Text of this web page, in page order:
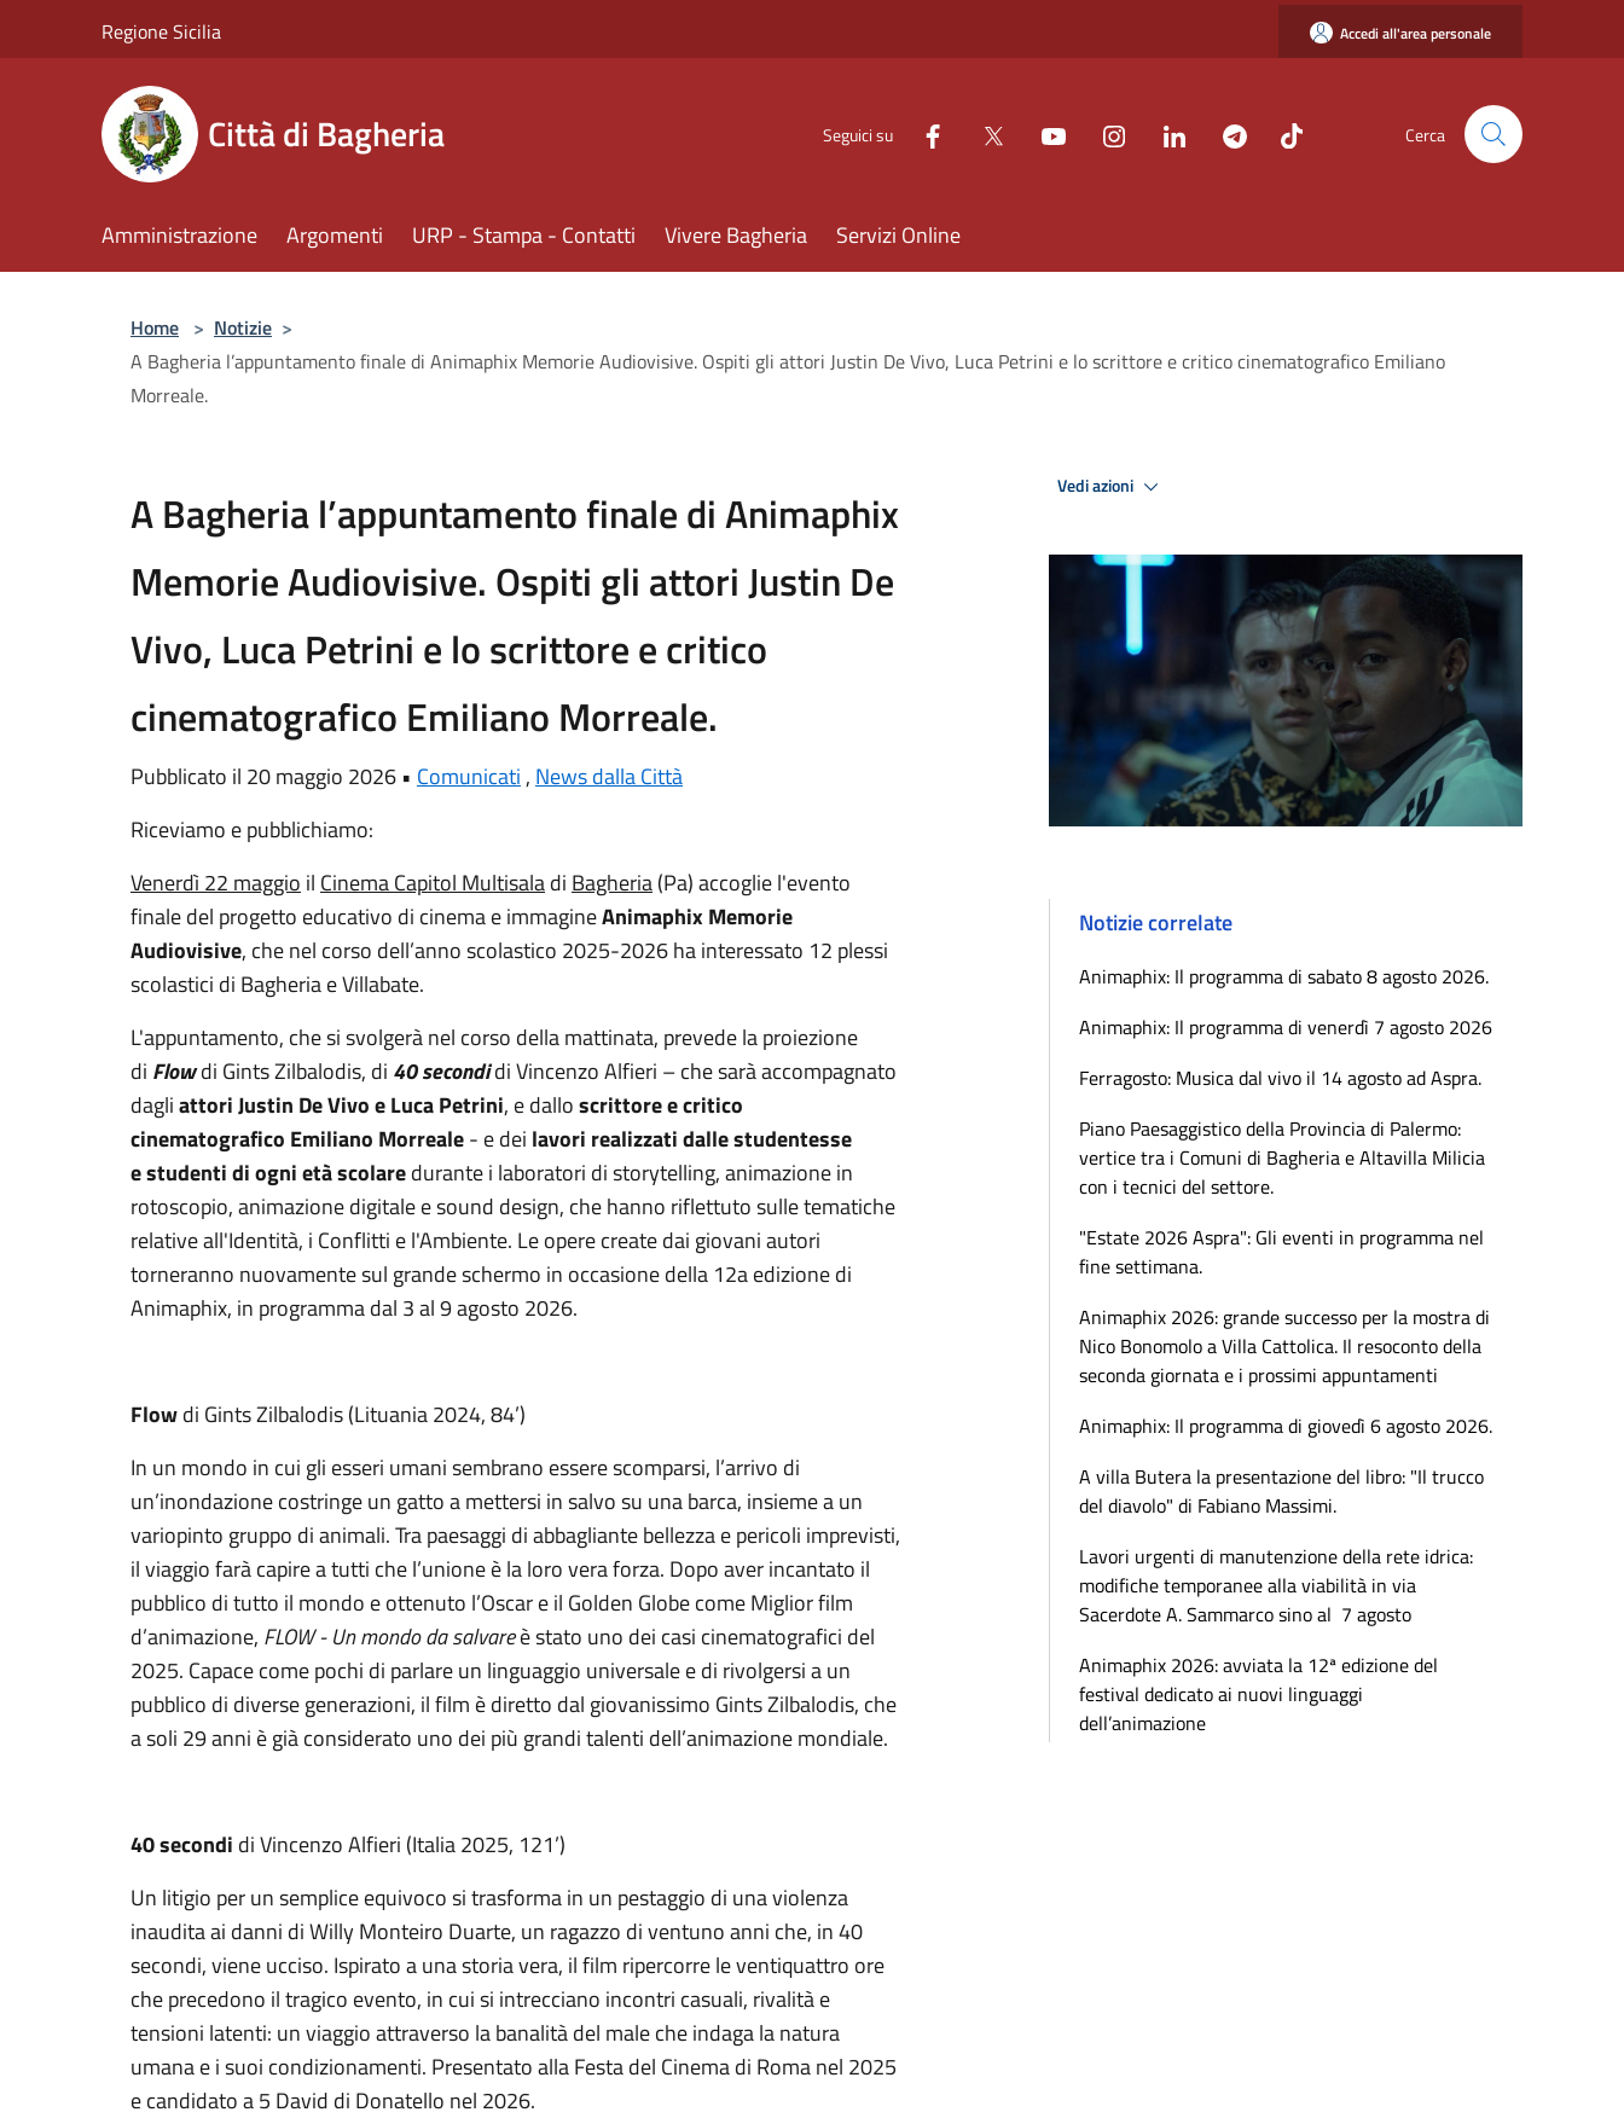
Regione Sicilia Accedi all'area personale
Città di Bagheria Seguici su Cerca
Amministrazione Argomenti URP - Stampa - Contatti Vivere Bagheria Servizi Online
Home > Notizie >
A Bagheria l’appuntamento finale di Animaphix Memorie Audiovisive. Ospiti gli attori Justin De Vivo, Luca Petrini e lo scrittore e critico cinematografico Emiliano
Morreale.
A Bagheria l’appuntamento finale di Animaphix
Memorie Audiovisive. Ospiti gli attori Justin De
Vivo, Luca Petrini e lo scrittore e critico
cinematografico Emiliano Morreale.
Pubblicato il 20 maggio 2026 • Comunicati , News dalla Città
Riceviamo e pubblichiamo:
Venerdì 22 maggio il Cinema Capitol Multisaladi Bagheria(Pa) accoglie l'evento
finale del progetto educativo di cinema e immagineAnimaphix Memorie
Audiovisive, che nel corso dell’anno scolastico 2025-2026 ha interessato 12 plessi
scolastici di Bagheria e Villabate.
L'appuntamento, che si svolgerà nel corso della mattinata, prevede la proiezione
di Flowdi Gints Zilbalodis, di 40 secondidi Vincenzo Alfieri – che sarà accompagnato
dagliattori Justin De Vivo e Luca Petrini, e dalloscrittore e critico
cinematografico Emiliano Morreale- e dei lavori realizzati dalle studentesse
estudenti di ogni età scolaredurante i laboratori di storytelling, animazione in
rotoscopio, animazione digitale e sound design, che hanno riflettuto sulle tematiche
relative all'Identità, i Conflitti e l'Ambiente. Le opere create dai giovani autori
torneranno nuovamente sul grande schermo in occasione della 12a edizione di
Animaphix, in programma dal 3 al 9 agosto 2026.
Flowdi Gints Zilbalodis (Lituania 2024, 84’)
In un mondo in cui gli esseri umani sembrano essere scomparsi, l’arrivo di
un’inondazione costringe un gatto a mettersi in salvo su una barca, insieme a un
variopinto gruppo di animali. Tra paesaggi di abbagliante bellezza e pericoli imprevisti,
il viaggio farà capire a tutti che l’unione è la loro vera forza. Dopo aver incantato il
pubblico di tutto il mondo e ottenuto l’Oscar e il Golden Globe come Miglior film
d’animazione, FLOW - Un mondo da salvareè stato uno dei casi cinematografici del
2025. Capace come pochi di parlare un linguaggio universale e di rivolgersi a un
pubblico di diverse generazioni, il film è diretto dal giovanissimo Gints Zilbalodis, che
a soli 29 anni è già considerato uno dei più grandi talenti dell’animazione mondiale.
40 secondi di Vincenzo Alfieri (Italia 2025, 121’)
Un litigio per un semplice equivoco si trasforma in un pestaggio di una violenza
inaudita ai danni di Willy Monteiro Duarte, un ragazzo di ventuno anni che, in 40
secondi, viene ucciso. Ispirato a una storia vera, il film ripercorre le ventiquattro ore
che precedono il tragico evento, in cui si intrecciano incontri casuali, rivalità e
tensioni latenti: un viaggio attraverso la banalità del male che indaga la natura
umana e i suoi condizionamenti. Presentato alla Festa del Cinema di Roma nel 2025
e candidato a 5 David di Donatello nel 2026.
Vedi azioni
Notizie correlate
Animaphix: Il programma di sabato 8 agosto 2026.
Animaphix: Il programma di venerdì 7 agosto 2026
Ferragosto: Musica dal vivo il 14 agosto ad Aspra.
Piano Paesaggistico della Provincia di Palermo:
vertice tra i Comuni di Bagheria e Altavilla Milicia
con i tecnici del settore.
"Estate 2026 Aspra": Gli eventi in programma nel
fine settimana.
Animaphix 2026: grande successo per la mostra di
Nico Bonomolo a Villa Cattolica. Il resoconto della
seconda giornata e i prossimi appuntamenti
Animaphix: Il programma di giovedì 6 agosto 2026.
A villa Butera la presentazione del libro: "Il trucco
del diavolo" di Fabiano Massimi.
Lavori urgenti di manutenzione della rete idrica:
modifiche temporanee alla viabilità in via
Sacerdote A. Sammarco sino al 7 agosto
Animaphix 2026: avviata la 12ª edizione del
festival dedicato ai nuovi linguaggi
dell’animazione